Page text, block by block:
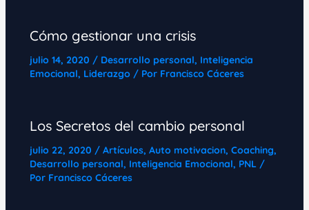
Cómo gestionar una crisis
julio 14, 2020 / Desarrollo personal, Inteligencia
Emocional, Liderazgo/ Por Francisco Cáceres
Los Secretos del cambio personal
julio 22, 2020 / Artículos, Auto motivacion, Coaching,
Desarrollo personal, Inteligencia Emocional, PNL/
Por Francisco Cáceres